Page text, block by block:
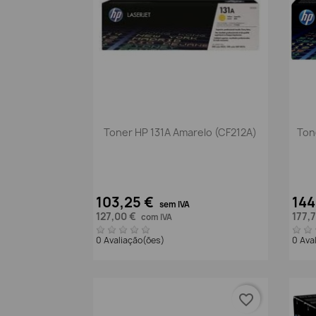
Vista rápida
Toner HP 131A Amarelo (CF212A)
103,25 € sem IVA
127,00 € com IVA
0 Avaliação(ões) 0
favorite_border